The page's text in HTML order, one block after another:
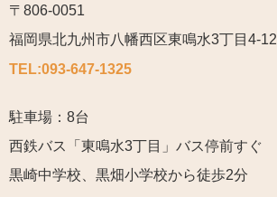
〒806-0051
福岡県北九州市八幡西区東鳴水3丁目4-12
TEL:093-647-1325
駐車場：8台
西鉄バス「東鳴水3丁目」バス停前すぐ
黒崎中学校、黒畑小学校から徒歩2分